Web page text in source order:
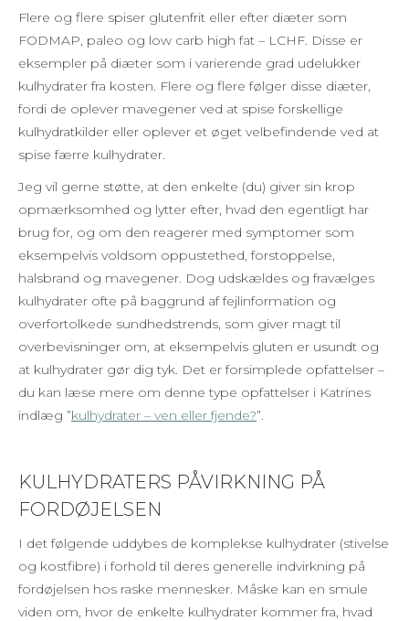
Flere og flere spiser glutenfrit eller efter diæter som
FODMAP, paleo og low carb high fat – LCHF. Disse er
eksempler på diæter som i varierende grad udelukker
kulhydrater fra kosten. Flere og flere følger disse diæter,
fordi de oplever mavegener ved at spise forskellige
kulhydratkilder eller oplever et øget velbefindende ved at
spise færre kulhydrater.
Jeg vil gerne støtte, at den enkelte (du) giver sin krop
opmærksomhed og lytter efter, hvad den egentligt har
brug for, og om den reagerer med symptomer som
eksempelvis voldsom oppustethed, forstoppelse,
halsbrand og mavegener. Dog udskældes og fravælges
kulhydrater ofte på baggrund af fejlinformation og
overfortolkede sundhedstrends, som giver magt til
overbevisninger om, at eksempelvis gluten er usundt og
at kulhydrater gør dig tyk. Det er forsimplede opfattelser –
du kan læse mere om denne type opfattelser i Katrines
indlæg ”kulhydrater – ven eller fjende?”.
KULHYDRATERS PÅVIRKNING PÅ
FORDØJELSEN
I det følgende uddybes de komplekse kulhydrater (stivelse
og kostfibre) i forhold til deres generelle indvirkning på
fordøjelsen hos raske mennesker. Måske kan en smule
viden om, hvor de enkelte kulhydrater kommer fra, hvad